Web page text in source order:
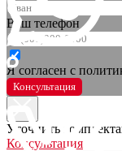
Ваш телефон
Я согласен с
Консультация
Уточнить
Консультация